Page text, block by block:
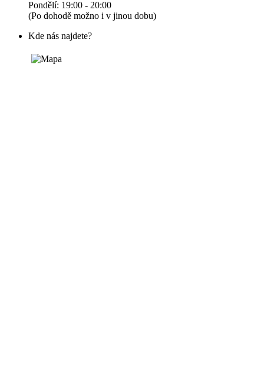
Pondělí: 19:00 - 20:00
(Po dohodě možno i v jinou dobu)
Kde nás najdete?